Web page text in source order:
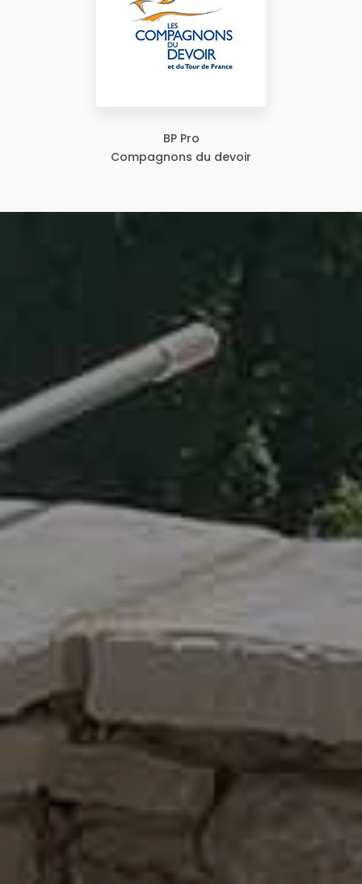
BP Pro
Compagnons du devoir